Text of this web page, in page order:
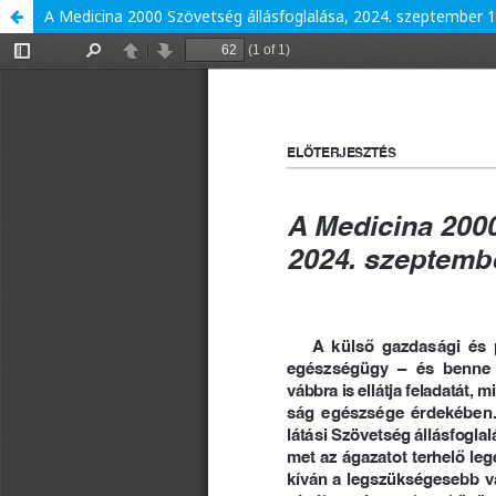
A Medicina 2000 Szövetség állásfoglalása, 2024. szeptember